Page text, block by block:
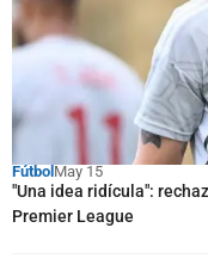
FútbolMay 15
"Una idea ridícula":
Premier League